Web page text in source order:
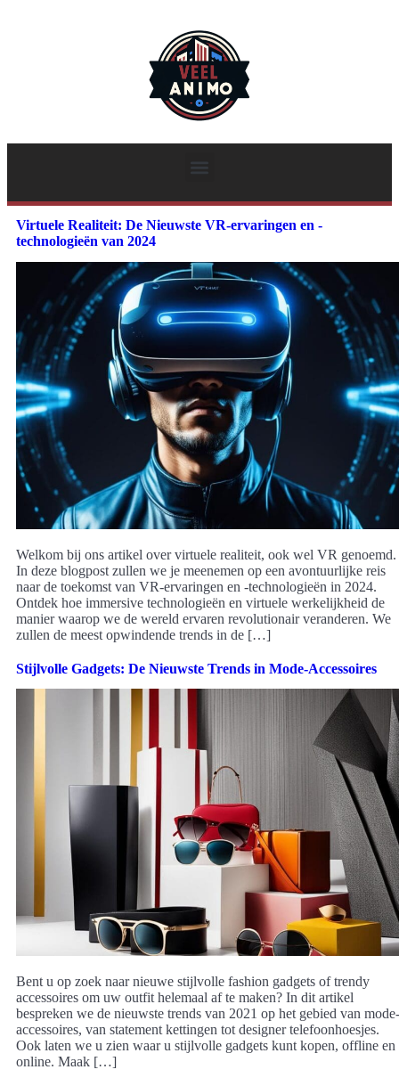
Virtuele Realiteit: De Nieuwste VR-ervaringen en -
technologieën van 2024
Welkom bij ons artikel over virtuele realiteit, ook wel VR genoemd.
In deze blogpost zullen we je meenemen op een avontuurlijke reis
naar de toekomst van VR-ervaringen en -technologieën in 2024.
Ontdek hoe immersive technologieën en virtuele werkelijkheid de
manier waarop we de wereld ervaren revolutionair veranderen. We
zullen de meest opwindende trends in de […]
Stijlvolle Gadgets: De Nieuwste Trends in Mode-Accessoires
Bent u op zoek naar nieuwe stijlvolle fashion gadgets of trendy
accessoires om uw outfit helemaal af te maken? In dit artikel
bespreken we de nieuwste trends van 2021 op het gebied van mode-
accessoires, van statement kettingen tot designer telefoonhoesjes.
Ook laten we u zien waar u stijlvolle gadgets kunt kopen, offline en
online. Maak […]